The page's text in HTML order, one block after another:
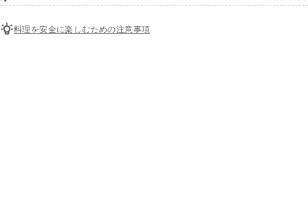
料理を安全に楽しむための注意事項